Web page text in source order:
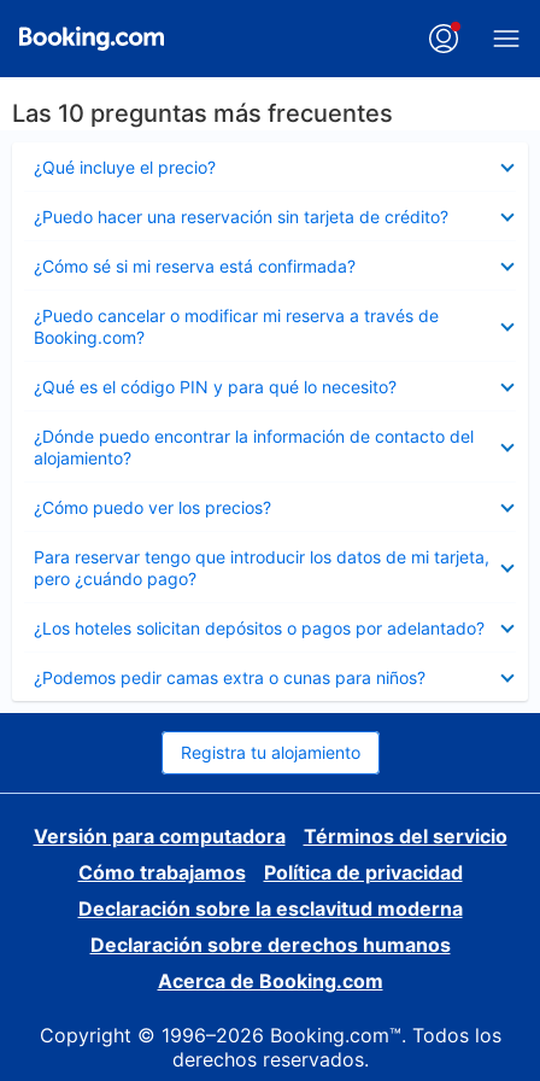
Las 10 preguntas más frecuentes
¿Qué incluye el precio?
cerrado
¿Puedo hacer una reservación sin tarjeta de crédito?
cerrado
¿Cómo sé si mi reserva está confirmada?
cerrado
¿Puedo cancelar o modificar mi reserva a través de
Booking.com?
cerrado
¿Qué es el código PIN y para qué lo necesito?
cerrado
¿Dónde puedo encontrar la información de contacto del
alojamiento?
cerrado
¿Cómo puedo ver los precios?
cerrado
Para reservar tengo que introducir los datos de mi tarjeta,
pero ¿cuándo pago?
cerrado
¿Los hoteles solicitan depósitos o pagos por adelantado?
cerrado
¿Podemos pedir camas extra o cunas para niños?
cerrado
Registra tu alojamiento
Versión para computadora
Términos del servicio
Cómo trabajamos
Política de privacidad
Declaración sobre la esclavitud moderna
Declaración sobre derechos humanos
Acerca de Booking.com
Copyright © 1996–2026 Booking.com™. Todos los
derechos reservados.